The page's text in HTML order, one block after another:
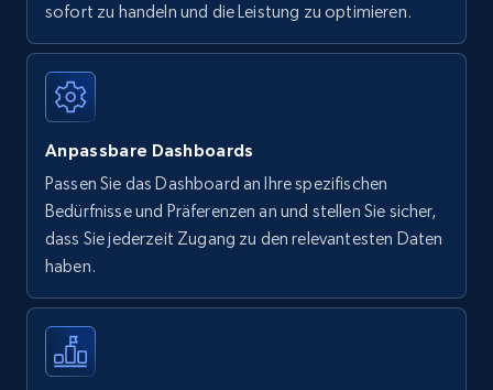
sofort zu handeln und die Leistung zu optimieren.
Anpassbare Dashboards
Passen Sie das Dashboard an Ihre spezifischen
Bedürfnisse und Präferenzen an und stellen Sie sicher,
dass Sie jederzeit Zugang zu den relevantesten Daten
haben.